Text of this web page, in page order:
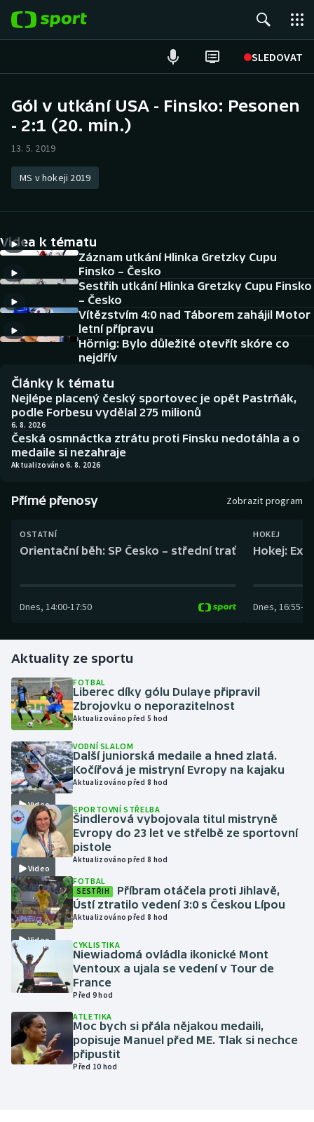
SLEDOVAT
Hokej
Atletika
DALŠÍ SPORTY
Americký fotbal
Baseball a softbal
Biatlon
Boby a skeleton
Box
Curling
Dostihy
Gymnastika
Házená
Jezdectví
Judo
Krasobruslení
Lezení
Lyže a snowboard
Moderní pětiboj
Motorsport
Olympijské hry
Parasport
Plavání
Plážový volejbal
NEPŘEHLÉDNĚTE
Historické návraty
Aplikace ČT sport
AZ kvíz
Gól v utkání USA - Finsko: Pesonen
- 2:1 (20. min.)
13. 5. 2019
MS v hokeji 2019
Videa k tématu
Záznam utkání Hlinka Gretzky Cupu
Finsko – Česko
Sestřih utkání Hlinka Gretzky Cupu Finsko
– Česko
Vítězstvím 4:0 nad Táborem zahájil Motor
letní přípravu
Hörnig: Bylo důležité otevřít skóre co
nejdřív
Články k tématu
Nejlépe placený český sportovec je opět Pastrňák,
podle Forbesu vydělal 275 milionů
6. 8. 2026
Česká osmnáctka ztrátu proti Finsku nedotáhla a o
medaile si nezahraje
Aktualizováno 6. 8. 2026
Přímé přenosy Zobrazit program
OSTATNÍ
Orientační běh: SP Česko – střední trať
Dnes, 14:00-17:50
HOKEJ
Hokej:
Dnes, 16:55-
Aktuality ze sportu
FOTBAL
Liberec díky gólu Dulaye připravil
Zbrojovku o neporazitelnost
Aktualizováno před 5 hod
Video
VODNÍ SLALOM
Další juniorská medaile a hned zlatá.
Kočířová je mistryní Evropy na kajaku
Aktualizováno před 8 hod
Video
SPORTOVNÍ STŘELBA
Šindlerová vybojovala titul mistryně
Evropy do 23 let ve střelbě ze sportovní
pistole
Aktualizováno před 8 hod
Video
FOTBAL
SESTŘIH
Příbram otáčela proti Jihlavě,
Ústí ztratilo vedení 3:0 s Českou Lípou
Aktualizováno před 8 hod
CYKLISTIKA
Niewiadomá ovládla ikonické Mont
Ventoux a ujala se vedení v Tour de
France
Před 9 hod
ATLETIKA
Moc bych si přála nějakou medaili,
popisuje Manuel před ME. Tlak si nechce
připustit
Před 10 hod